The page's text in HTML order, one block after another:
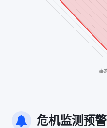
危机监测预警